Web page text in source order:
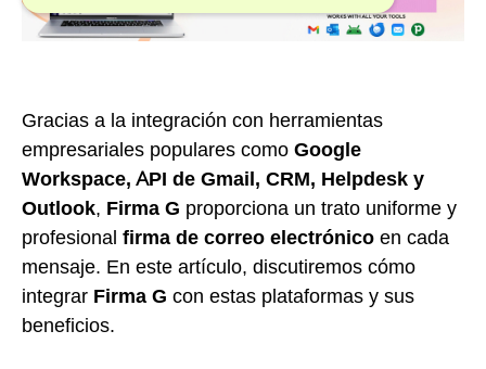
Gracias a la integración con herramientas
empresariales populares como Google
Workspace, API de Gmail, CRM, Helpdesk y
Outlook, Firma G proporciona un trato uniforme y
profesional firma de correo electrónico en cada
mensaje. En este artículo, discutiremos cómo
integrar Firma G con estas plataformas y sus
beneficios.